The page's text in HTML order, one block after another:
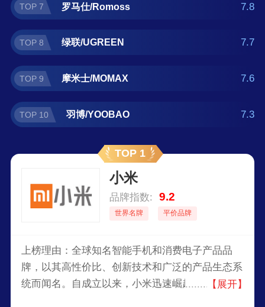
TOP 7 罗马仕/Romoss 7.8
TOP 8 绿联/UGREEN 7.7
TOP 9 摩米士/MOMAX 7.6
TOP 10 羽博/YOOBAO 7.3
TOP 1
小米
品牌指数: 9.2
世界名牌 平价品牌
上榜理由：全球知名智能手机和消费电子产品品
牌，以其高性价比、创新技术和广泛的产品生态系
统而闻名。自成立以来，小米迅速崛起，成为全球
【展开】